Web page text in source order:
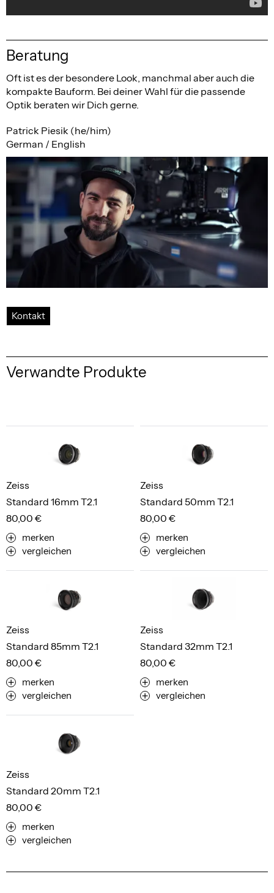
Beratung
Oft ist es der besondere Look, manchmal aber auch die
kompakte Bauform. Bei deiner Wahl für die passende
Optik beraten wir Dich gerne.
Patrick Piesik (he/him)
German / English
Kontakt
Verwandte Produkte
Standard 16mm T2.1
Zeiss
80,00 €
merken
vergleichen
Standard 50mm T2.1
Zeiss
80,00 €
merken
vergleichen
Standard 85mm T2.1
Zeiss
80,00 €
merken
vergleichen
Standard 32mm T2.1
Zeiss
80,00 €
merken
vergleichen
Standard 20mm T2.1
Zeiss
80,00 €
merken
vergleichen